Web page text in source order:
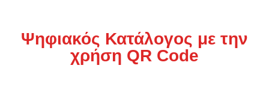
Ψηφιακός Κατάλογος με την
χρήση QR Code